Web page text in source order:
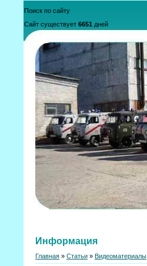
Поиск по сайту
Сайт существует 6651 дней
Информация
Главная » Статьи » Видеоматериалы